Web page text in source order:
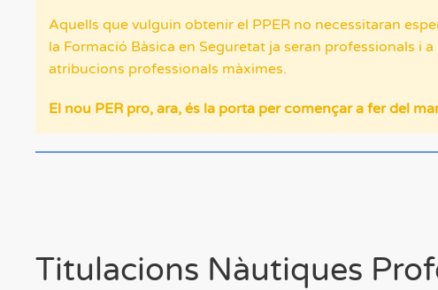
Aquells que vulguin obtenir el PPER no necessitaran
la Formació Bàsica en Seguretat ja seran professionals i
atribucions professionals màximes.
El nou PER pro, ara, és la porta per començar a fer del
Titulacions Nàutiques